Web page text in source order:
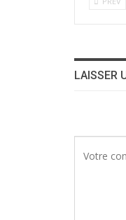
LAISSER